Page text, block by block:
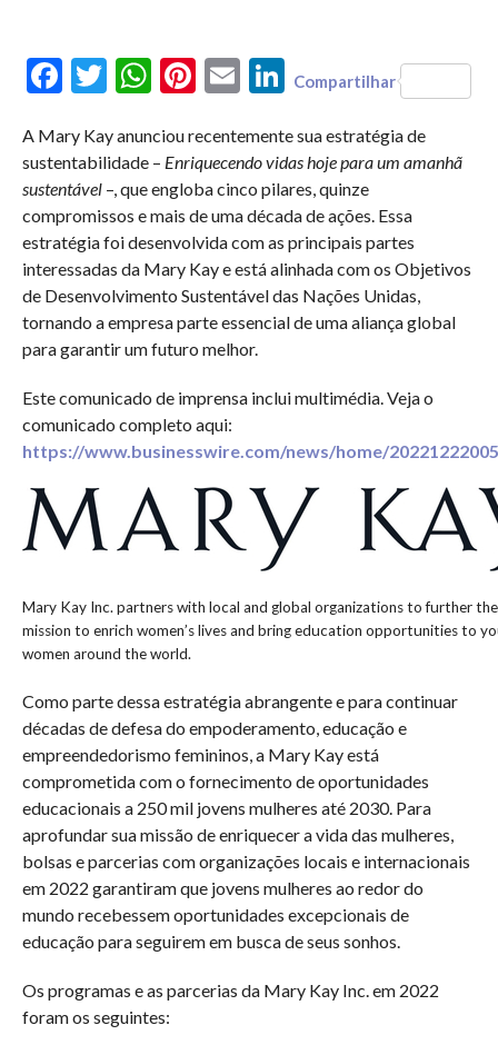
FacebookTwitterWhatsAppPinterest
Email LinkedIn
Compartilhar
A Mary Kay anunciou recentemente sua estratégia de
sustentabilidade – Enriquecendo vidas hoje para um amanhã
sustentável ­ –, que engloba cinco pilares, quinze
compromissos e mais de uma década de ações. Essa
estratégia foi desenvolvida com as principais partes
interessadas da Mary Kay e está alinhada com os Objetivos
de Desenvolvimento Sustentável das Nações Unidas,
tornando a empresa parte essencial de uma aliança global
para garantir um futuro melhor.
Este comunicado de imprensa inclui multimédia. Veja o
comunicado completo aqui:
https://www.businesswire.com/news/home/
Mary Kay Inc. partners with local and global organizations to further
mission to enrich women’s lives and bring education opportunities to
women around the world.
Como parte dessa estratégia abrangente e para continuar
décadas de defesa do empoderamento, educação e
empreendedorismo femininos, a Mary Kay está
comprometida com o fornecimento de oportunidades
educacionais a 250 mil jovens mulheres até 2030. Para
aprofundar sua missão de enriquecer a vida das mulheres,
bolsas e parcerias com organizações locais e internacionais
em 2022 garantiram que jovens mulheres ao redor do
mundo recebessem oportunidades excepcionais de
educação para seguirem em busca de seus sonhos.
Os programas e as parcerias da Mary Kay Inc. em 2022
foram os seguintes: